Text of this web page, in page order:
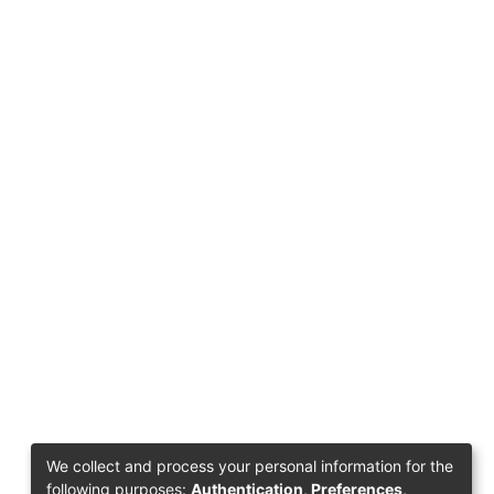
We collect and process your personal information for the
following purposes: Authentication, Preferences,